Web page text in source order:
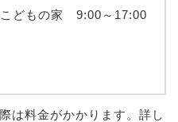
こどもの家 9:00～17:00
は料金がかかります。詳し